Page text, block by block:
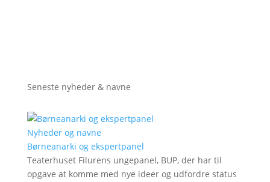
Seneste nyheder & navne
Nyheder og navne
Børneanarki og ekspertpanel
Teaterhuset Filurens ungepanel, BUP, der har til
opgave at komme med nye ideer og udfordre status